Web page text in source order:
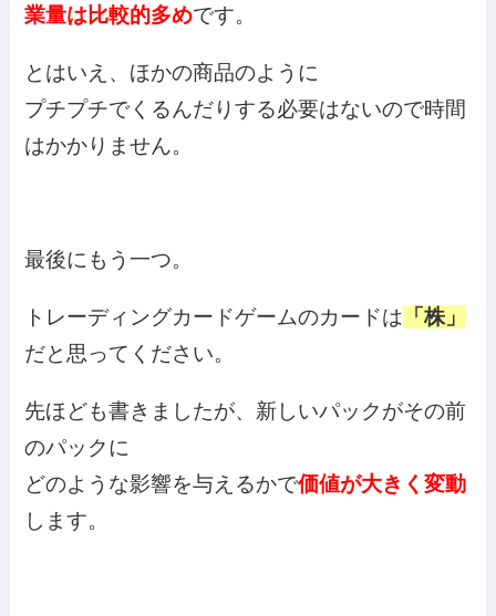
業量は比較的多めです。
とはいえ、ほかの商品のように
プチプチでくるんだりする必要はないので時間
はかかりません。
最後にもう一つ。
トレーディングカードゲームのカードは 「株」
だと思ってください。
先ほども書きましたが、新しいパックがその前
のパックに
どのような影響を与えるかで価値が大きく変動
します。